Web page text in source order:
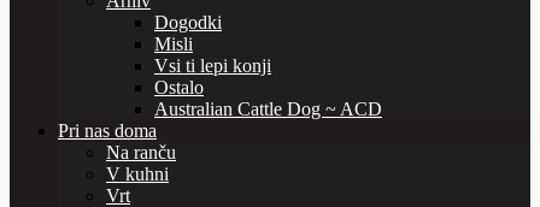
Dogodki
Misli
Vsi ti lepi konji
Ostalo
Australian Cattle Dog ~ ACD
Pri nas doma
Na ranču
V kuhni
Vrt